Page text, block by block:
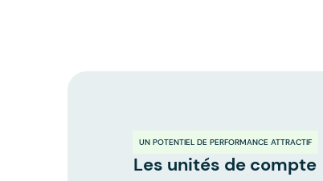
UN POTENTIEL DE PERFORMANCE ATTRACTIF
Les unités de compte